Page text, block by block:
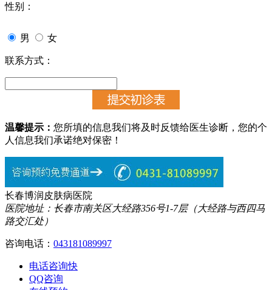
性别：
男 女
联系方式：
温馨提示： 您所填的信息我们将及时反馈给医生诊断，您的个
人信息我们承诺绝对保密！
长春博润皮肤病医院
医院地址：长春市南关区大经路356号1-7层（大经路与西四马
路交汇处）
咨询电话： 043181089997
电话咨询快
QQ咨询